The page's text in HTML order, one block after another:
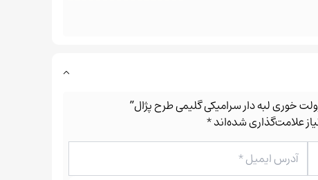
خوری لبه دار سرامیکی گلیمی طرح پژال”
علامت‌گذاری شده‌اند*